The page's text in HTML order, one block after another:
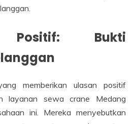
Positif: Bukti
memberikan ulasan positif
layanan sewa crane Medang
ini. Mereka menyebutkan